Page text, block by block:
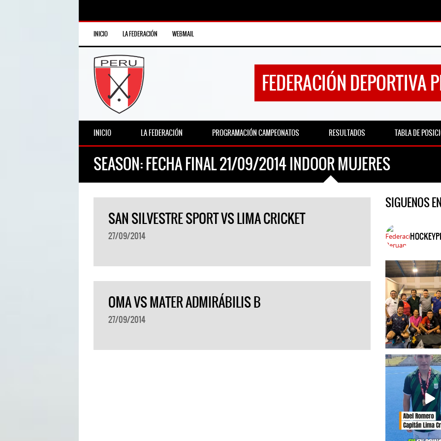
INICIO LA FEDERACIÓN WEBMAIL
FEDERACIÓN DEPORTIVA
INICIO LA FEDERACIÓN PROGRAMACIÓN CAMPEONATOS RESULTADOS TABLA DE
SEASON:FECHA FINAL 21/09/2014 INDOOR MUJERES
SAN SILVESTRE SPORT VS LIMA CRICKET
27/09/2014
OMA VS MATER ADMIRÁBILIS B
27/09/2014
SIGUENOS